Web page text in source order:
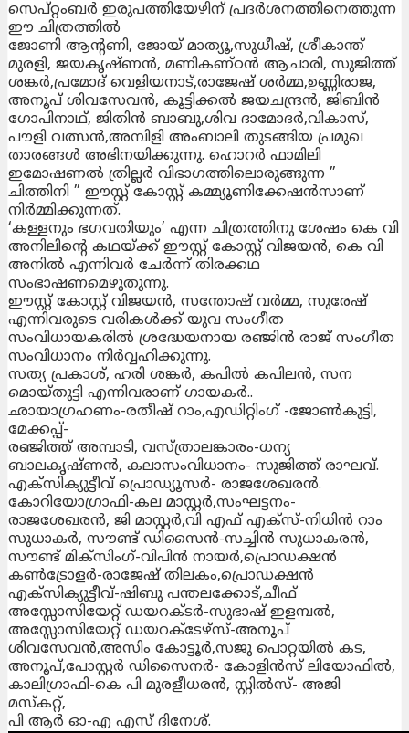
സെപ്റ്റംബർ ഇരുപത്തിയേഴിന് പ്രദർശനത്തിനെത്തുന്ന
ഈ ചിത്രത്തിൽ
ജോണി ആന്റണി, ജോയ് മാത്യൂ,സുധീഷ്‌, ശ്രീകാന്ത്
മുരളി, ജയകൃഷ്ണന്‍, മണികണ്ഠന്‍ ആചാരി, സുജിത്ത്
ശങ്കര്‍,പ്രമോദ് വെളിയനാട്,രാജേഷ് ശര്‍മ്മ,ഉണ്ണിരാജ,
അനൂപ്‌ ശിവസേവന്‍, കൂട്ടിക്കല്‍ ജയചന്ദ്രന്‍, ജിബിന്‍
ഗോപിനാഥ്, ജിതിന്‍ ബാബു,ശിവ ദാമോദർ,വികാസ്,
പൗളി വത്സന്‍,അമ്പിളി അംബാലി തുടങ്ങിയ പ്രമുഖ
താരങ്ങൾ അഭിനയിക്കുന്നു. ഹൊറർ ഫാമിലി
ഇമോഷണൽ ത്രില്ലർ വിഭാഗത്തിലൊരുങ്ങുന്ന ”
ചിത്തിനി ” ഈസ്റ്റ് കോസ്റ്റ് കമ്മ്യൂണിക്കേഷൻസാണ്
നിർമ്മിക്കുന്നത്.
‘കള്ളനും ഭഗവതിയും’ എന്ന ചിത്രത്തിനു ശേഷം കെ വി
അനിലിന്റെ കഥയ്ക്ക് ഈസ്റ്റ് കോസ്റ്റ് വിജയൻ, കെ വി
അനിൽ എന്നിവർ ചേര്‍ന്ന് തിരക്കഥ
സംഭാഷണമെഴുതുന്നു.
ഈസ്റ്റ് കോസ്റ്റ് വിജയന്‍, സന്തോഷ്‌ വര്‍മ്മ, സുരേഷ്
എന്നിവരുടെ വരികള്‍ക്ക് യുവ സംഗീത
സംവിധായകരില്‍ ശ്രദ്ധേയനായ രഞ്ജിൻ രാജ് സംഗീത
സംവിധാനം നിർവ്വഹിക്കുന്നു.
സത്യ പ്രകാശ്, ഹരി ശങ്കർ, കപിൽ കപിലൻ, സന
മൊയ്തുട്ടി എന്നിവരാണ് ഗായകർ..
ഛായാഗ്രഹണം-രതീഷ്‌ റാം,എഡിറ്റിംഗ് -ജോണ്‍കുട്ടി,
മേക്കപ്പ്-
രഞ്ജിത്ത് അമ്പാടി, വസ്ത്രാലങ്കാരം-ധന്യ
ബാലകൃഷ്ണൻ, കലാസംവിധാനം- സുജിത്ത് രാഘവ്.
എക്സിക്യുട്ടീവ്‌ പ്രൊഡ്യൂസർ- രാജശേഖരൻ.
കോറിയോഗ്രാഫി-കല മാസ്റ്റര്‍,സംഘട്ടനം-
രാജശേഖരന്‍, ജി മാസ്റ്റര്‍,വി എഫ് എക്സ്-നിധിന്‍ റാം
സുധാകര്‍, സൗണ്ട് ഡിസൈൻ-സച്ചിന്‍ സുധാകരന്‍,
സൗണ്ട് മിക്സിംഗ്-വിപിന്‍ നായര്‍,പ്രൊഡക്ഷന്‍
കണ്‍ട്രോളർ-രാജേഷ് തിലകം,പ്രൊഡക്ഷന്‍
എക്സിക്യുട്ടീവ്‌-ഷിബു പന്തലക്കോട്,ചീഫ്
അസ്സോസിയേറ്റ് ഡയറക്ടർ-സുഭാഷ് ഇളമ്പല്‍,
അസ്സോസിയേറ്റ് ഡയറക്ടേഴ്സ്-അനൂപ്‌
ശിവസേവന്‍,അസിം കോട്ടൂര്‍,സജു പൊറ്റയിൽ കട,
അനൂപ്‌,പോസ്റ്റര്‍ ഡിസൈനർ- കോളിന്‍സ് ലിയോഫില്‍,
കാലിഗ്രാഫി-കെ പി മുരളീധരന്‍, സ്റ്റില്‍സ്- അജി
മസ്കറ്റ്,
പി ആര്‍ ഓ-എ എസ് ദിനേശ്.